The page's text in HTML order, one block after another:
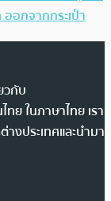
อกจากกระเป๋า
วกับ
ย ในภาษาไทย เรา
งประเทศและนำมา